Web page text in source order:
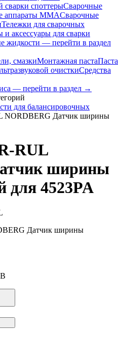
сварки cпоттерыСварочные
аппараты MMAСварочные
Тележки для сварочных
аксессуары для сварки
жидкости — перейти в раздел
смазкиМонтажная пастаПаста
очисткиСредства
— перейти в раздел →
для балансировочных
NORDBERG Датчик ширины
RUL
ширины
для 4523PA